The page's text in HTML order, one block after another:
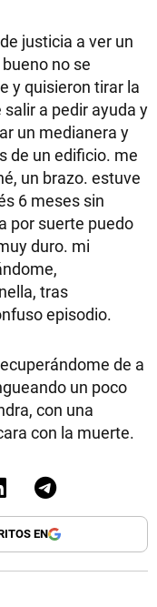
justicia a ver un
no se
y quisieron tirar la
a pedir ayuda y
un medianera y
de un edificio. me
un brazo. estuve
6 meses sin
por suerte puedo
duro. mi
tras
episodio.
de a
un poco
con una
con la muerte.
EN